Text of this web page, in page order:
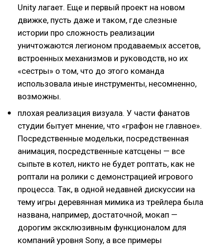
Unity лагает. Еще и первый проект на новом
движке, пусть даже и таком, где слезные
истории про сложность реализации
уничтожаются легионом продаваемых ассетов,
встроенных механизмов и руководств, но их
«сестры» о том, что до этого команда
использовала иные инструменты, несомненно,
возможны.
плохая реализация визуала. У части фанатов
студии бытует мнение, что «графон не главное».
Посредственные модельки, посредственная
анимация, посредственные катсцены — все
сыпьте в котел, никто не будет роптать, как не
роптали на ролики с демонстрацией игрового
процесса. Так, в одной недавней дискуссии на
тему игры деревянная мимика из трейлера была
названа, например, достаточной, мокап —
дорогим эксклюзивным функционалом для
компаний уровня Sony, а все примеры